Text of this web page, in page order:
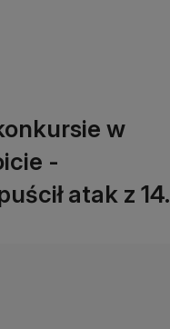
w
-
atak z 14.